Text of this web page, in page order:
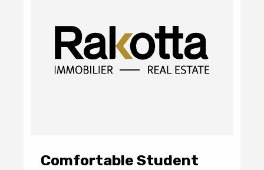
Comfortable Student